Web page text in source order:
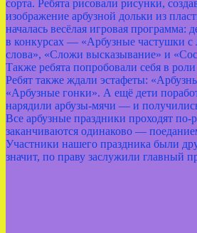
сорта. Ребята рисовали рисунки,
изображение арбузной дольки из
началась весёлая игровая программа:
в конкурсах — «Арбузные частушки с
слова», «Сложи высказывание» и
Также ребята попробовали себя в роли
Ребят также ждали эстафеты:
«Арбузные гонки». А ещё дети
нарядили арбузы‑мячи — и
Все арбузные праздники проходят
заканчиваются одинаково —
Участники нашего праздника были
значит, по праву заслужили главный